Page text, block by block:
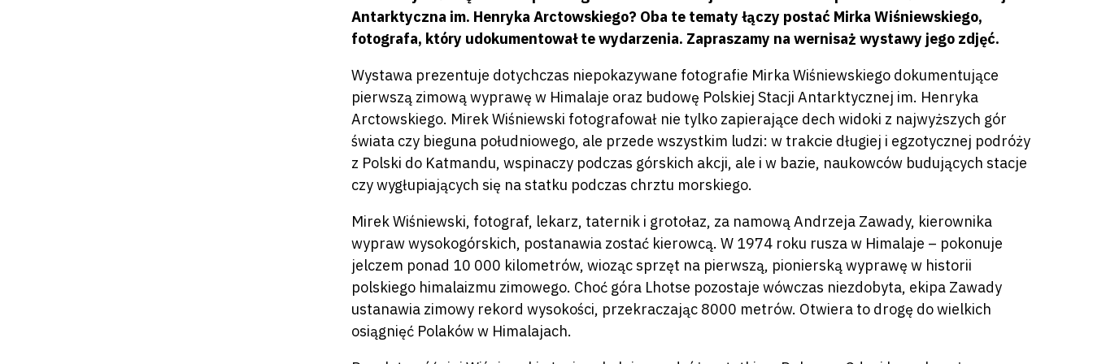
Antarktyczna im. Henryka Arctowskiego? Oba te tematy łączy postać Mirka Wiśniewskiego,
fotografa, który udokumentował te wydarzenia. Zapraszamy na wernisaż wystawy jego zdjęć.
Wystawa prezentuje dotychczas niepokazywane fotografie Mirka Wiśniewskiego dokumentujące
pierwszą zimową wyprawę w Himalaje oraz budowę Polskiej Stacji Antarktycznej im. Henryka
Arctowskiego. Mirek Wiśniewski fotografował nie tylko zapierające dech widoki z najwyższych gór
świata czy bieguna południowego, ale przede wszystkim ludzi: w trakcie długiej i egzotycznej podróży
z Polski do Katmandu, wspinaczy podczas górskich akcji, ale i w bazie, naukowców budujących stacje
czy wygłupiających się na statku podczas chrztu morskiego.
Mirek Wiśniewski, fotograf, lekarz, taternik i grotołaz, za namową Andrzeja Zawady, kierownika
wypraw wysokogórskich, postanawia zostać kierowcą. W 1974 roku rusza w Himalaje – pokonuje
jelczem ponad 10 000 kilometrów, wioząc sprzęt na pierwszą, pionierską wyprawę w historii
polskiego himalaizmu zimowego. Choć góra Lhotse pozostaje wówczas niezdobyta, ekipa Zawady
ustanawia zimowy rekord wysokości, przekraczając 8000 metrów. Otwiera to drogę do wielkich
osiągnięć Polaków w Himalajach.